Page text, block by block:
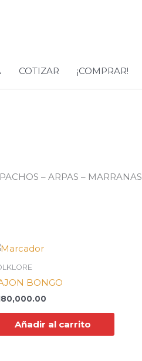
COTIZAR ¡COMPRAR!
– ARPAS – MARRANAS
BONGO
Añadir al carrito